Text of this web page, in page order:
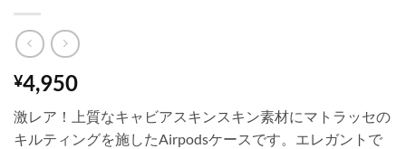
¥4,950
激レア！上質なキャビアスキンスキン素材にマトラッセの
キルティングを施したAirpodsケースです。エレガントで